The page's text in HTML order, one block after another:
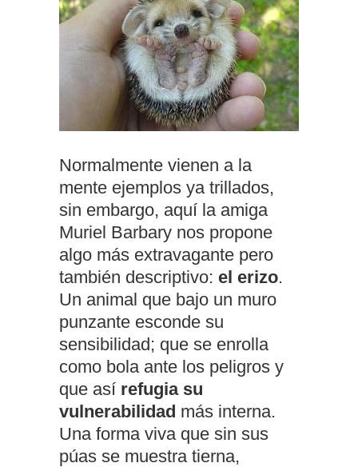
Normalmente vienen a la
mente ejemplos ya trillados,
sin embargo, aquí la amiga
Muriel Barbary nos propone
algo más extravagante pero
también descriptivo: el erizo.
Un animal que bajo un muro
punzante esconde su
sensibilidad; que se enrolla
como bola ante los peligros y
que así refugia su
vulnerabilidad más interna.
Una forma viva que sin sus
púas se muestra tierna,